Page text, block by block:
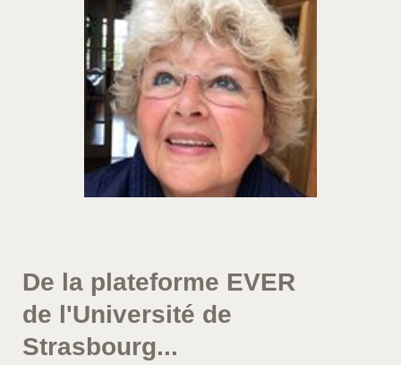
De la plateforme EVER
de l'Université de
Strasbourg...